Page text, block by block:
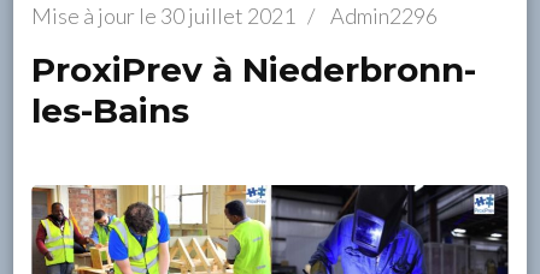
Mise à jour le 30 juillet 2021 / Admin2296
ProxiPrev à Niederbronn-
les-Bains